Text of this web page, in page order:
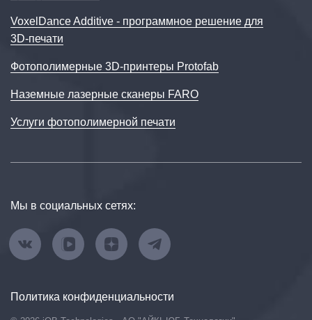
VoxelDance Additive - программное решение для
3D‑печати
Фотополимерные 3D-принтеры Protofab
Наземные лазерные сканеры FARO
Услуги фотополимерной печати
Мы в социальных сетях:
Политика конфиденциальности